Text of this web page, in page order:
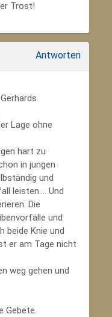
Trost!
Antworten
Lage ohne
hart zu
in jungen
und
leisten.... Und
Die
und
beide Knie und
er am Tage nicht
weg gehen und
Gebete.